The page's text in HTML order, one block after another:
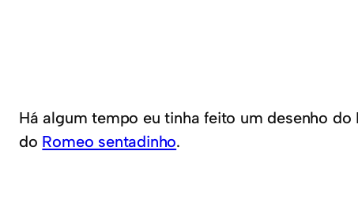
Há algum tempo eu tinha feito um desenho
do Romeo sentadinho.